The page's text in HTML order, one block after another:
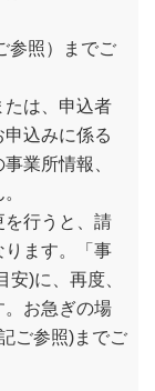
参照）までご
は、申込者
込みに係る
業所情報、
行うと、請
ります。「事
)に、再度、
。お急ぎの場
ご参照)までご